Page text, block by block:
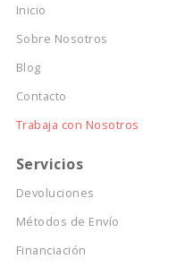
Inicio
Sobre Nosotros
Blog
Contacto
Trabaja con Nosotros
Servicios
Devoluciones
Métodos de Envío
Financiación